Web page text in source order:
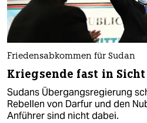
Friedensabkommen für Sudan
Kriegsende fast in Sicht
Sudans Übergangsregierung
Rebellen von Darfur und den
Anführer sind nicht dabei.